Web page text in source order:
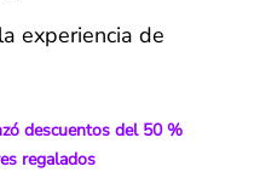
experiencia de
descuentos del 50 %
regalados